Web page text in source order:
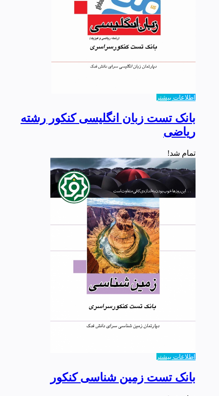
اطلاعات بیشتر
بانک تست زبان انگلیسی کنکور رشته
ریاضی
تمام شد!
اطلاعات بیشتر
بانک تست زمین شناسی کنکور